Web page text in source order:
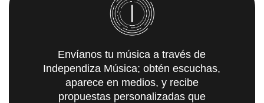
Envíanos tu música a través de
Independiza Música; obtén escuchas,
aparece en medios, y recibe
propuestas personalizadas que